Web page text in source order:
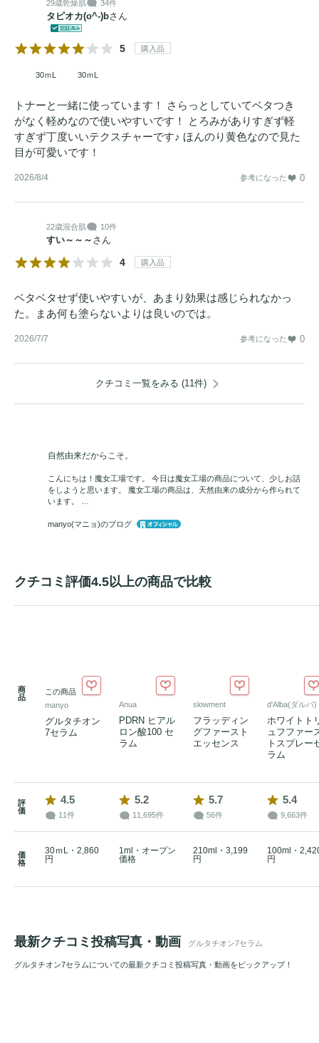
29歳乾燥肌 34件
タピオカ(o^-)bさん
5 購入品
30ｍL 30ｍL
トナーと一緒に使っています！ さらっとしていてベタつき
がなく軽めなので使いやすいです！ とろみがありすぎず軽
すぎず丁度いいテクスチャーです♪ ほんのり黄色なので見た
目が可愛いです！
2026/8/4 参考になった 0
22歳混合肌 10件
すい～～～ さん
4 購入品
ベタベタせず使いやすいが、あまり効果は感じられなかっ
た。まあ何も塗らないよりは良いのでは。
2026/7/7 参考になった 0
クチコミ一覧をみる (11件)
自然由来だからこそ。
こんにちは！魔女工場です。 今日は魔女工場の商品について、少しお話
をしようと思います。 魔女工場の商品は、天然由来の成分から作られて
います。 …
manyo(マニョ)のブログ
クチコミ評価4.5以上の商品で比較
商
品
この商品
manyo
グルタチオン
7セラム
Anua
PDRN ヒアル
ロン酸100 セ
ラム
slowment
フラッディン
グファースト
エッセンス
d'Alba(ダルバ)
ホワイトト
ュフファー
トスプレー
ラム
評
価
4.5
11件
5.2
11,695件
5.7
56件
5.4
9,663件
価
格
30ｍL・2,860
円
1ml・オープン
価格
210ml・3,199
円
100ml・
円
最新クチコミ投稿写真・動画 グルタチオン7セラム
グルタチオン7セラムについての最新クチコミ投稿写真・動画をピックアップ！